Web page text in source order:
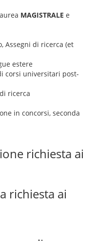
MAGISTRALE e
Assegni di ricerca (et
estere
corsi universitari post-
ricerca
in concorsi, seconda
richiesta ai
richiesta ai